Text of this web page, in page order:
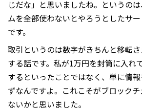
じだな」と思いましたね。というの
ムを全部使わないとやろうとしたサ
です。
取引というのは数字がきちんと移転
する話です。私が1万円を封筒に入れ
するといったことではなく、単に情
ずなんですよ。これこそがブロック
ないかと思いました。